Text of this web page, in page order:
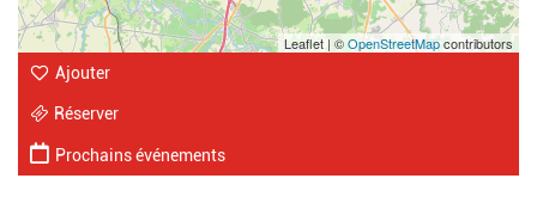
Leaflet | ©OpenStreetMapcontributors
Ajouter
Réserver
Prochains événements